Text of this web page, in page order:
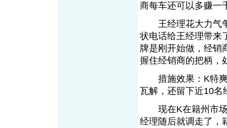
商每车还可以多赚一
王经理花大力气争
状电话给王经理带来
牌是刚开始做，经销
握住经销商的把柄，
措施效果：K特爽
瓦解，还留下近10
现在K在籍州市场
经理随后就调走了，